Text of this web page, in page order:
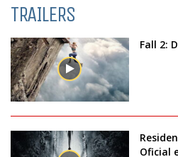
TRAILERS
Fall 2:
Oficial